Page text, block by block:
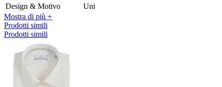
Design & Motivo
Uni
Mostra di più +
Prodotti simili
Prodotti simili